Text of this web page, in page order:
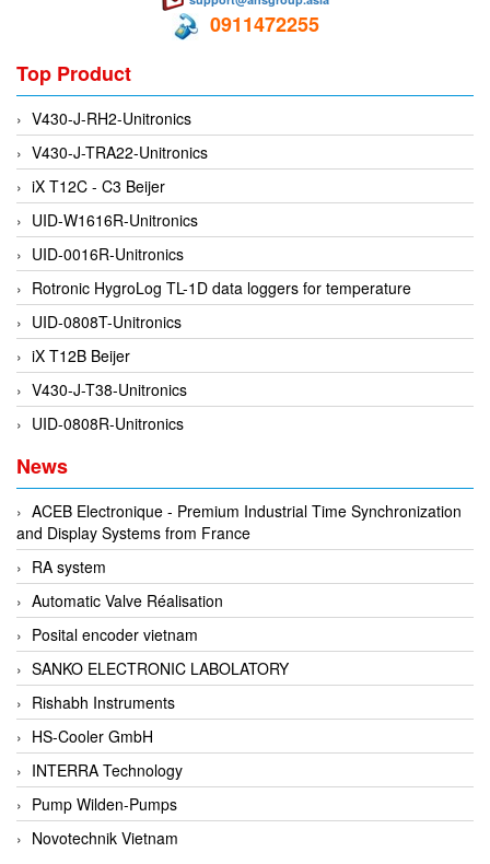
Delta sensor
DEMA Engineering/ Foam- IT
DESAX
DET-TRONICS
Deublin
Diakont
Dias Infrared
DINA Elektronik
Dinel
Di-Soric
Dixon Valve
Doctor Led Vietnam
DOLD - Autho ANS
Dold Vietnam
Dongdo Tech
Donghwa Valve
Dongkun
Dosing Pump
DR. NEUMANN Peltier-Technik
Driesen Kern
Dropsa Vietnam
Druck
0911472255
Top Product
V430-J-RH2-Unitronics
V430-J-TRA22-Unitronics
iX T12C - C3 Beijer
UID-W1616R-Unitronics
UID-0016R-Unitronics
Rotronic HygroLog TL-1D data loggers for temperature
UID-0808T-Unitronics
iX T12B Beijer
V430-J-T38-Unitronics
UID-0808R-Unitronics
News
ACEB Electronique - Premium Industrial Time Synchronization
and Display Systems from France
RA system
Automatic Valve Réalisation
Posital encoder vietnam
SANKO ELECTRONIC LABOLATORY
Rishabh Instruments
HS-Cooler GmbH
INTERRA Technology
Pump Wilden-Pumps
Novotechnik Vietnam